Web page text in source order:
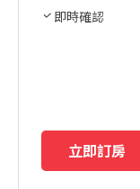
即時確認
立即訂房